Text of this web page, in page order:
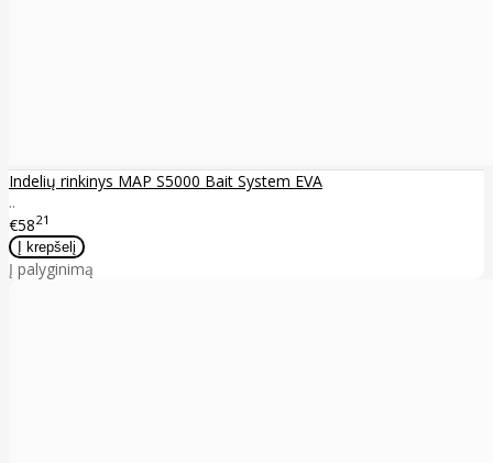
Indelių rinkinys MAP S5000 Bait System EVA
..
€5821
Į palyginimą